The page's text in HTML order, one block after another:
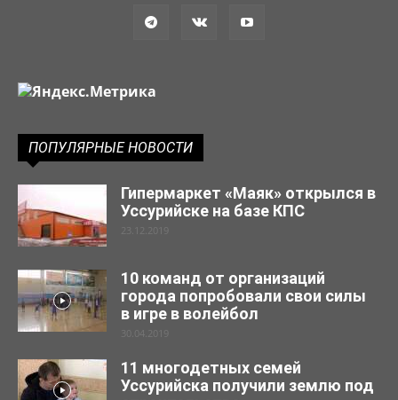
ПОПУЛЯРНЫЕ НОВОСТИ
Гипермаркет «Маяк» открылся в
Уссурийске на базе КПС
23.12.2019
10 команд от организаций
города попробовали свои силы
в игре в волейбол
30.04.2019
11 многодетных семей
Уссурийска получили землю под